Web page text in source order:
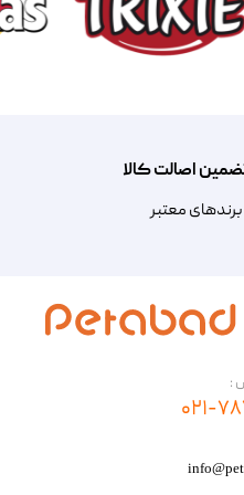
اصالت کالا
​​برندهای معتبر​​​​​​​
: